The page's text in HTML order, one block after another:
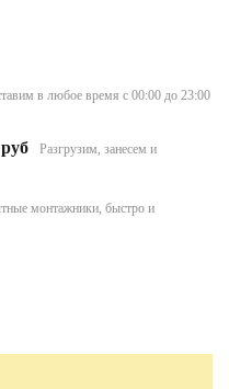
в любое время с 00:00 до 23:00
Разгрузим, занесем и
монтажники, быстро и